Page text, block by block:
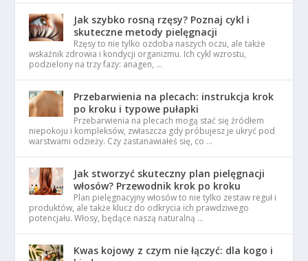
Jak szybko rosną rzęsy? Poznaj cykl i
skuteczne metody pielęgnacji
Rzęsy to nie tylko ozdoba naszych oczu, ale także
wskaźnik zdrowia i kondycji organizmu. Ich cykl wzrostu,
podzielony na trzy fazy: anagen, …
Przebarwienia na plecach: instrukcja krok
po kroku i typowe pułapki
Przebarwienia na plecach mogą stać się źródłem
niepokoju i kompleksów, zwłaszcza gdy próbujesz je ukryć pod
warstwami odzieży. Czy zastanawiałeś się, co …
Jak stworzyć skuteczny plan pielęgnacji
włosów? Przewodnik krok po kroku
Plan pielęgnacyjny włosów to nie tylko zestaw reguł i
produktów, ale także klucz do odkrycia ich prawdziwego
potencjału. Włosy, będące naszą naturalną …
Kwas kojowy z czym nie łączyć: dla kogo i